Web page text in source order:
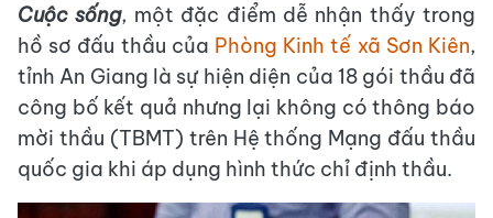
Cuộc sống, một đặc điểm dễ nhận thấy trong
hồ sơ đấu thầu của Phòng Kinh tế xã Sơn Kiên,
tỉnh An Giang là sự hiện diện của 18 gói thầu đã
công bố kết quả nhưng lại không có thông báo
mời thầu (TBMT) trên Hệ thống Mạng đấu thầu
quốc gia khi áp dụng hình thức chỉ định thầu.